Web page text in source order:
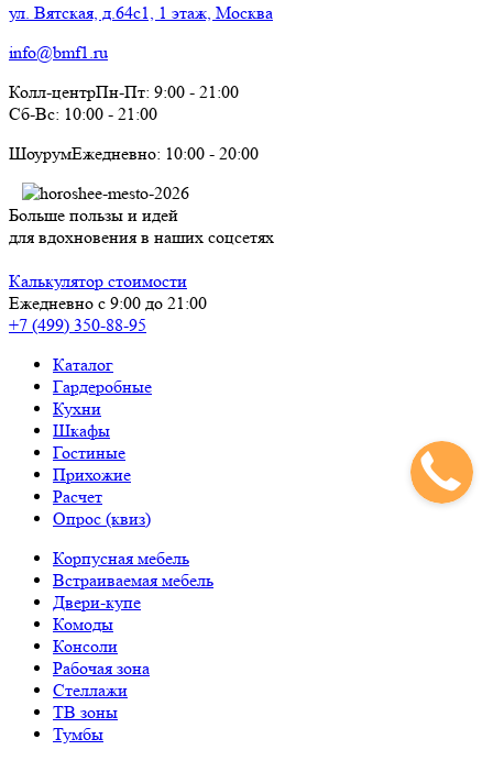
ул. Вятская, д.64с1, 1 этаж, Москва
info@bmf1.ru
Колл-центрПн-Пт: 9:00 - 21:00
Сб-Вс: 10:00 - 21:00
ШоурумЕжедневно: 10:00 - 20:00
Больше пользы и идей
для вдохновения в наших соцсетях
Калькулятор стоимости
Ежедневно с 9:00 до 21:00
+7 (499) 350-88-95
Каталог
Гардеробные
Кухни
Шкафы
Гостиные
Прихожие
Расчет
Опрос (квиз)
Корпусная мебель
Встраиваемая мебель
Двери-купе
Комоды
Консоли
Рабочая зона
Стеллажи
ТВ зоны
Тумбы